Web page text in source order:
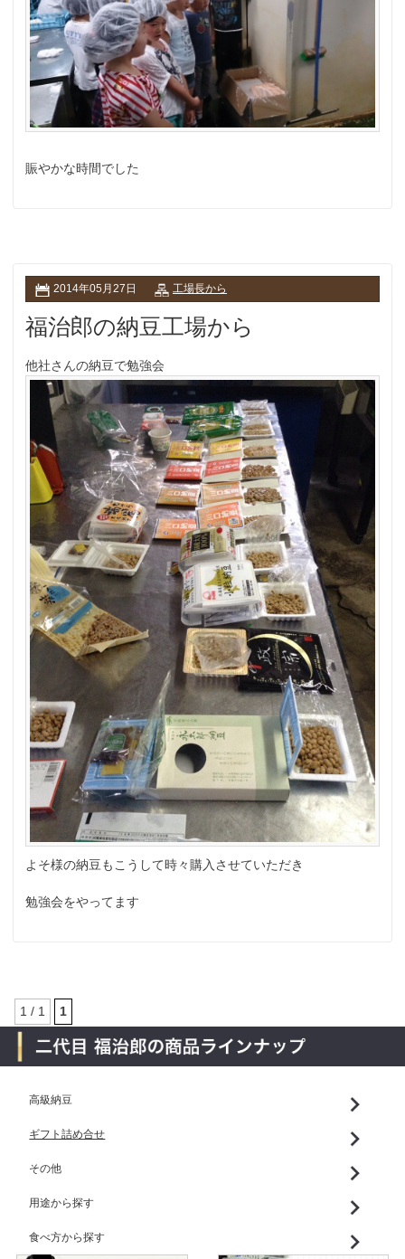
賑やかな時間でした
2014年05月27日 工場長から
福治郎の納豆工場から
他社さんの納豆で勉強会
よそ様の納豆もこうして時々購入させていただき
勉強会をやってます
1 / 1 1
高級納豆
ギフト詰め合せ
その他
用途から探す
食べ方から探す